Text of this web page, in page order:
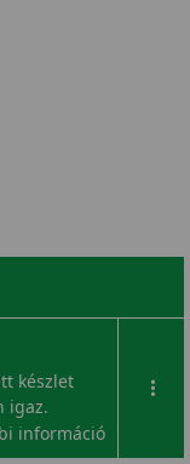
készlet
igaz.
információ
...